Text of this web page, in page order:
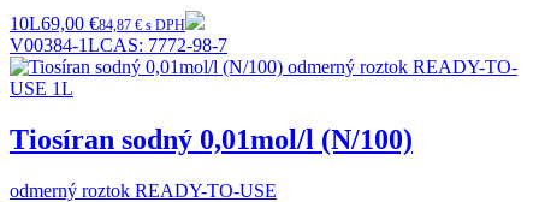
10L69,00 €84,87 € s DPH
V00384-1LCAS: 7772-98-7
Tiosíran sodný 0,01mol/l (N/100)
odmerný roztok READY-TO-USE